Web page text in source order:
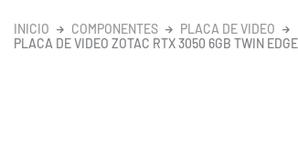
INICIO COMPONENTES
PLACA DE VIDEO
PLACA DE VIDEO ZOTAC RTX 3050 6GB TWIN